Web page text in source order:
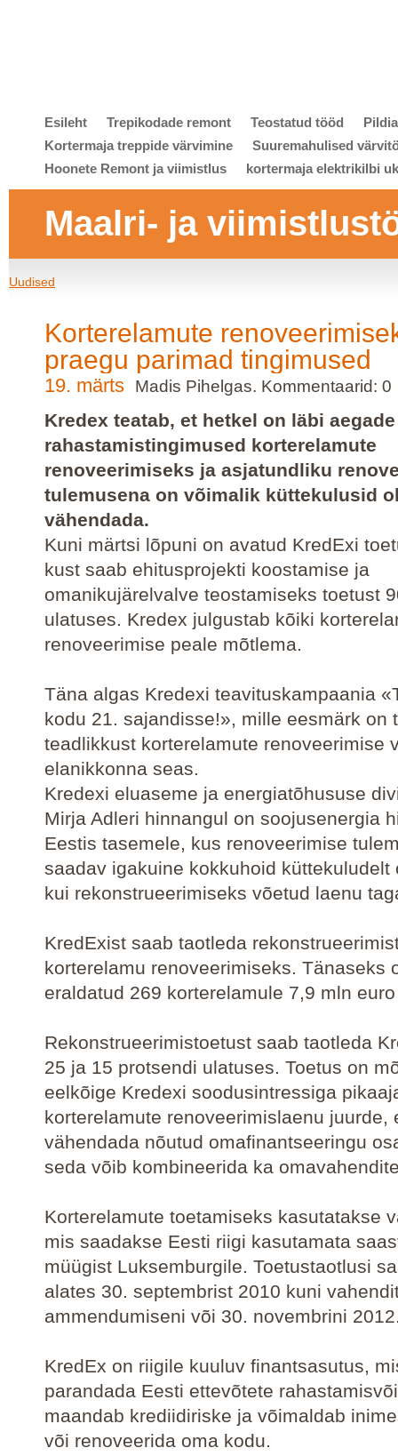
Esileht Trepikodade remont Teostatud tööd
Kortermaja treppide värvimine
Suuremahulised
Hoonete Remont ja viimistlus
kortermaja elektrikilbi
Maalri- ja
Uudised
Korterelamute
praegu parimad tingimused
19. märts Madis Pihelgas. Kommentaarid: 0
Kredex teatab, et hetkel on läbi
rahastamistingimused korterelamute
renoveerimiseks ja asjatundliku
tulemusena on võimalik küttekulusid
vähendada.
Kuni märtsi lõpuni on avatud KredExi
kust saab ehitusprojekti koostamise ja
omanikujärelvalve teostamiseks toetust
ulatuses. Kredex julgustab kõiki
renoveerimise peale mõtlema.
Täna algas Kredexi teavituskampaania
kodu 21. sajandisse!», mille eesmärk on
teadlikkust korterelamute renoveerimise
elanikkonna seas.
Kredexi eluaseme ja energiatõhususe
Mirja Adleri hinnangul on soojusenergia
Eestis tasemele, kus renoveerimise
saadav igakuine kokkuhoid küttekuludelt
kui rekonstrueerimiseks võetud laenu
KredExist saab taotleda
korterelamu renoveerimiseks. Tänaseks
eraldatud 269 korterelamule 7,9 mln
Rekonstrueerimistoetust saab taotleda
25 ja 15 protsendi ulatuses. Toetus on
eelkõige Kredexi soodusintressiga
korterelamute renoveerimislaenu juurde,
vähendada nõutud omafinantseeringu
seda võib kombineerida ka
Korterelamute toetamiseks kasutatakse
mis saadakse Eesti riigi kasutamata
müügist Luksemburgile. Toetustaotlusi
alates 30. septembrist 2010 kuni
ammendumiseni või 30. novembrini
KredEx on riigile kuuluv finantsasutus,
parandada Eesti ettevõtete
maandab krediidiriske ja võimaldab
või renoveerida oma kodu.